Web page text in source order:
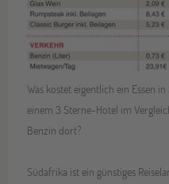
Was kostet eigentlich ein Essen
einem 3 Sterne-Hotel im
Benzin dort?
Südafrika ist ein günstiges